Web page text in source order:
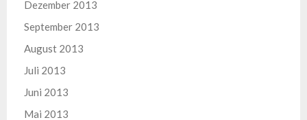
Dezember 2013
September 2013
August 2013
Juli 2013
Juni 2013
Mai 2013